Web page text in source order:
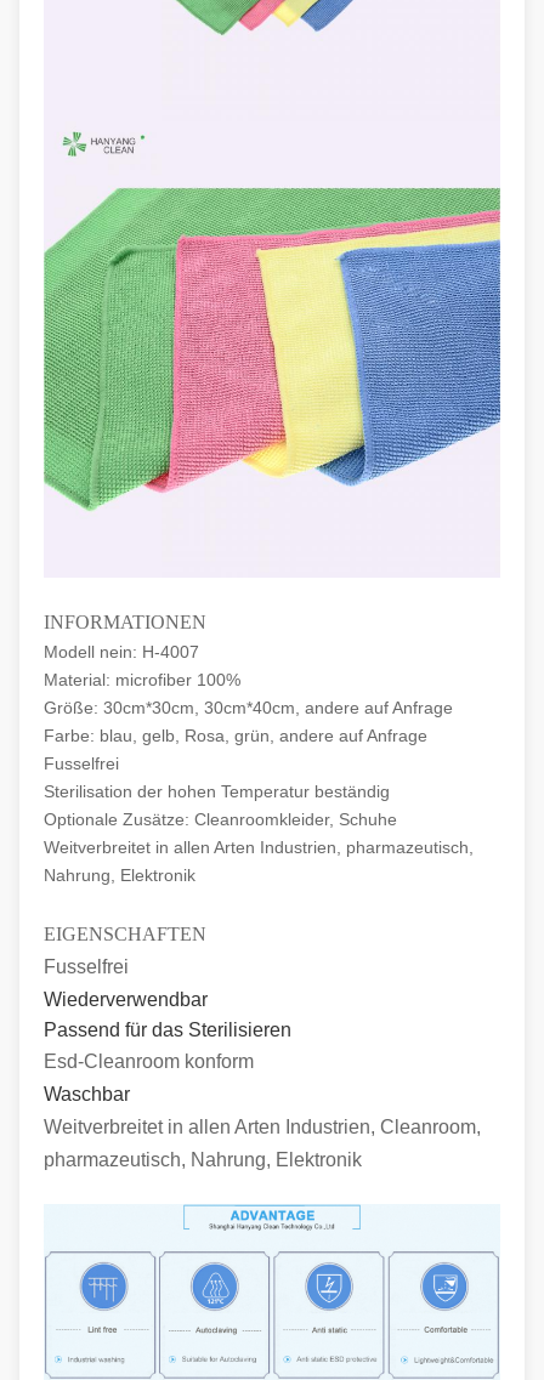
INFORMATIONEN
Modell nein: H-4007
Material: microfiber 100%
Größe: 30cm*30cm, 30cm*40cm, andere auf Anfrage
Farbe: blau, gelb, Rosa, grün, andere auf Anfrage
Fusselfrei
Sterilisation der hohen Temperatur beständig
Optionale Zusätze: Cleanroomkleider, Schuhe
Weitverbreitet in allen Arten Industrien, pharmazeutisch,
Nahrung, Elektronik
EIGENSCHAFTEN
Fusselfrei
Wiederverwendbar
Passend für das Sterilisieren
Esd-Cleanroom konform
Waschbar
Weitverbreitet in allen Arten Industrien, Cleanroom,
pharmazeutisch, Nahrung, Elektronik